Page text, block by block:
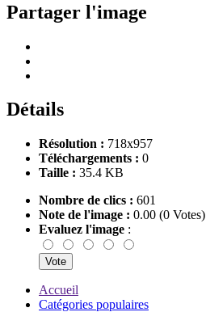
Partager l'image
Détails
Résolution : 718x957
Téléchargements : 0
Taille : 35.4 KB
Nombre de clics : 601
Note de l'image : 0.00 (0 Votes)
Evaluez l'image :
Accueil
Catégories populaires